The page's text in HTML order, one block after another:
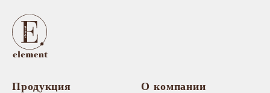
Продукция О компании